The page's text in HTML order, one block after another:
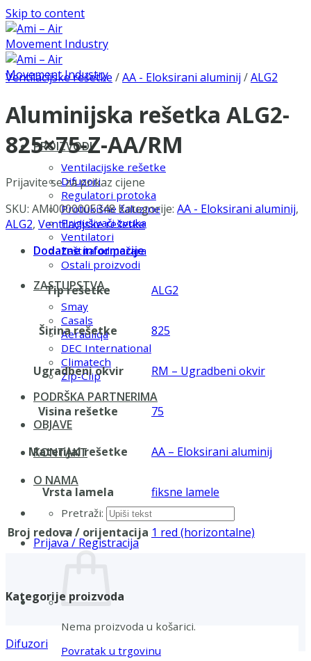
Skip to content
PROIZVODI
Ventilacijske rešetke
Difuzori
Regulatori protoka
Protukišne žaluzine
Prigušivači zvuka
Ventilatori
Zaštita od požara
Ostali proizvodi
ZASTUPSTVA
Smay
Casals
Aerauliqa
DEC International
Climatech
Zip-Clip
PODRŠKA PARTNERIMA
OBJAVE
KONTAKT
O NAMA
Pretraži:
Prijava / Registracija
Nema proizvoda u košarici.
Povratak u trgovinu
Ventilacijske rešetke /AA - Eloksirani aluminij /ALG2
Aluminijska rešetka ALG2-
825×75-Z-AA/RM
Prijavite se za prikaz cijene
SKU: AMI0000005348 Kategorije: AA - Eloksirani aluminij,
ALG2, Ventilacijske rešetke
Dodatne informacije
Tip rešetke ALG2
Širina rešetke 825
Ugradbeni okvir RM – Ugradbeni okvir
Visina rešetke 75
Materijal rešetke AA – Eloksirani aluminij
Vrsta lamela fiksne lamele
Broj redova / orijentacija 1 red (horizontalne)
Kategorije proizvoda
Difuzori